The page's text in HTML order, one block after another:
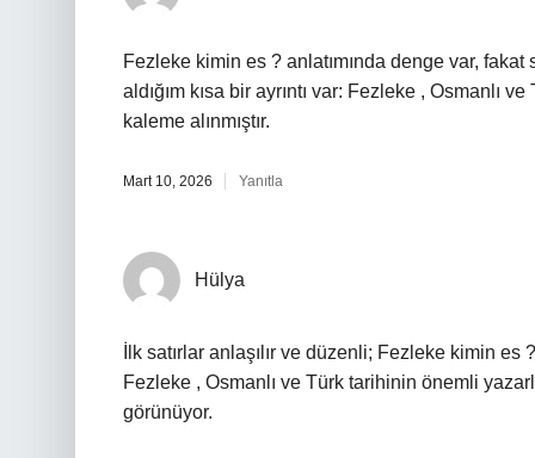
Fezleke kimin es ? anlatımında denge var,
aldığım kısa bir ayrıntı var: Fezleke , Osmanlı
kaleme alınmıştır.
Mart 10, 2026 Yanıtla
Hülya
İlk satırlar anlaşılır ve düzenli; Fezleke kimin
Fezleke , Osmanlı ve Türk tarihinin önemli
görünüyor.